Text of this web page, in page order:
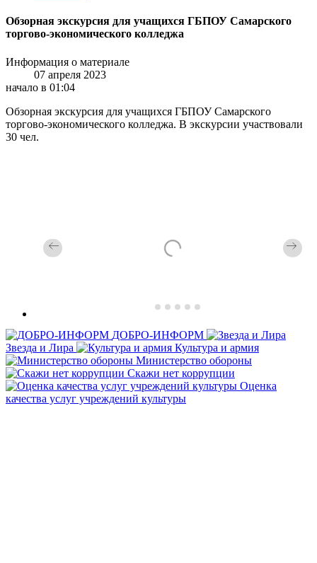
Обзорная экскурсия для учащихся ГБПОУ Самарского
торгово-экономического колледжа
Информация о материале
07 апреля 2023
начало в 01:04
Обзорная экскурсия для учащихся ГБПОУ Самарского
торгово-экономического колледжа. В экскурсии участвовали
30 чел.
ДОБРО-ИНФОРМ
Звезда и Лира
Культура и армия
Министерство обороны
Скажи нет коррупции
Оценка
качества услуг учреждений культуры